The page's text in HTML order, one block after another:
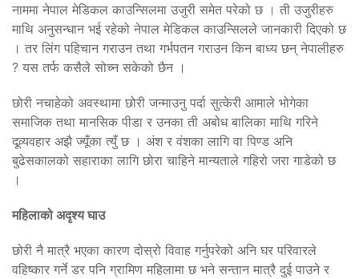
नाममा नेपाल मेडिकल काउन्सिलमा उजुरी समेत परेको छ । ती उजुरीहरु
माथि अनुसन्धान भई रहेको नेपाल मेडिकल काउन्सिलले जानकारी दिएको छ
। तर लिंग पहिचान गराउन तथा गर्भपतन गराउन किन बाध्य छन् नेपालीहरु
? यस तर्फ कसैले सोच्न सकेको छैन ।
छोरी नचाहेको अवस्थामा छोरी जन्माउनु पर्दा सुत्केरी आमाले भोगेका
समाजिक तथा मानसिक पीडा र उनका ती अबोध बालिका माथि गरिने
दूव्र्यवहार अझै ज्यूँका त्युँ छ । अंश र वंशका लागि वा पिण्ड अनि
बुढेसकालको सहाराका लागि छोरा चाहिने मान्यताले गहिरो जरा गाडेको छ
।
महिलाको अदृश्य घाउ
छोरी नै मात्रै भएका कारण दोस्रो विवाह गर्नुपरेको अनि घर परिवारले
वहिष्कार गर्ने डर पनि ग्रामिण महिलामा छ भने सन्तान मात्रै दुई पाउने र